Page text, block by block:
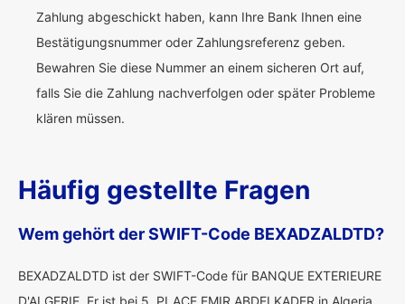
Zahlung abgeschickt haben, kann Ihre Bank Ihnen eine
Bestätigungsnummer oder Zahlungsreferenz geben.
Bewahren Sie diese Nummer an einem sicheren Ort auf,
falls Sie die Zahlung nachverfolgen oder später Probleme
klären müssen.
Häufig gestellte Fragen
Wem gehört der SWIFT-Code BEXADZALDTD?
BEXADZALDTD ist der SWIFT-Code für BANQUE EXTERIEURE
D'ALGERIE. Er ist bei 5, PLACE EMIR ABDELKADER in Algeria